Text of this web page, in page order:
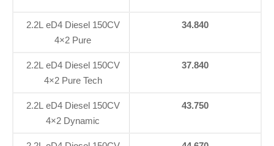
2.2L eD4 Diesel 150CV
4×2 Pure
34.840
2.2L eD4 Diesel 150CV
4×2 Pure Tech
37.840
2.2L eD4 Diesel 150CV
4×2 Dynamic
43.750